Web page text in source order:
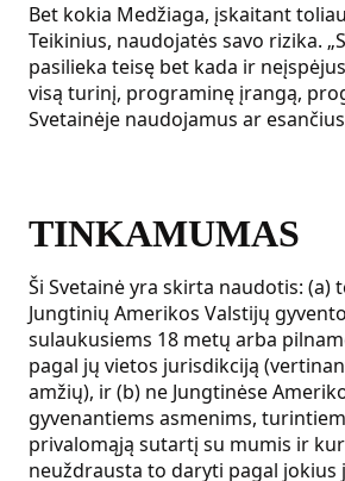
Bet kokia Medžiaga, įskaitant
Teikinius, naudojatės savo rizika.
pasilieka teisę bet kada ir
visą turinį, programinę įrangą,
Svetainėje naudojamus ar
TINKAMUMAS
Ši Svetainė yra skirta naudotis: (a)
Jungtinių Amerikos Valstijų
sulaukusiems 18 metų arba
pagal jų vietos jurisdikciją
amžių), ir (b) ne Jungtinėse
gyvenantiems asmenims,
privalomąją sutartį su mumis ir
neuždrausta to daryti pagal jokius